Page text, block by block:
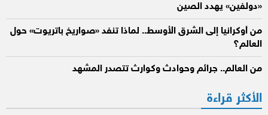
«دولفين» يهدد الصين
من أوكرانيا إلى الشرق الأوسط.. لماذا تنفد «صواريخ باتريوت» حول
العالم؟
من العالم.. جرائم وحوادث وكوارث تتصدر المشهد
الأكثر قراءة